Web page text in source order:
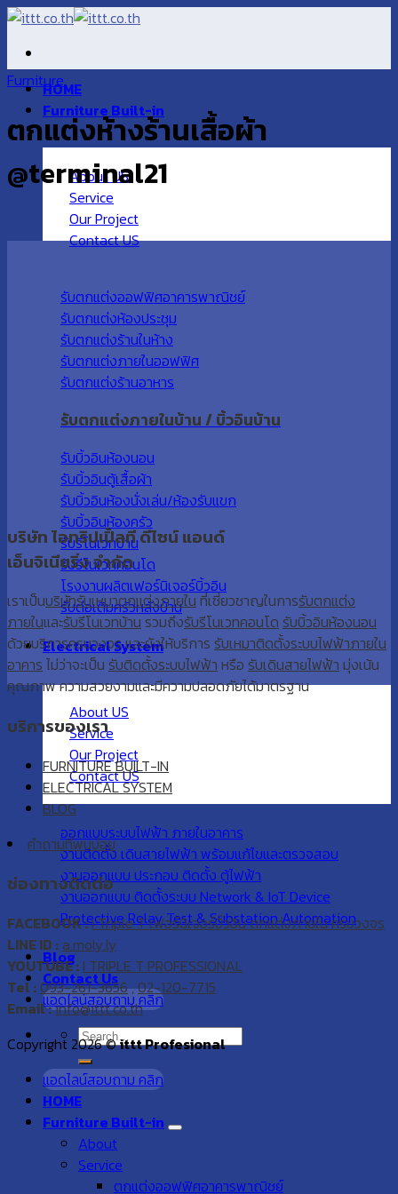
Skip
content
HOME
Furniture Built-in
About US
Service
Our Project
Contact US
รับตกแต่งออฟฟิศอาคารพาณิชย์
รับตกแต่งห้องประชุม
รับตกแต่งร้านในห้าง
รับตกแต่งภายในออฟฟิศ
รับตกแต่งร้านอาหาร
รับตกแต่งภายในบ้าน / บิ้วอินบ้าน
รับบิ้วอินห้องนอน
รับบิ้วอินตู้เสื้อผ้า
รับบิ้วอินห้องนั่งเล่น/ห้องรับแขก
รับบิ้วอินห้องครัว
รับรีโนเวทบ้าน
รับรีโนเวทคอนโด
โรงงานผลิตเฟอร์นิเจอร์บิ้วอิน
รับต่อเติมครัวหลังบ้าน
Electrical System
About US
Service
Our Project
Contact US
ออกแบบระบบไฟฟ้า ภายในอาคาร
งานติดตั้ง เดินสายไฟฟ้า พร้อมแก้ไขและตรวจสอบ
งานออกแบบ ประกอบ ติดตั้ง ตู้ไฟฟ้า
งานออกแบบ ติดตั้งระบบ Network & IoT Device
Protective Relay Test & Substation Automation
Blog
Contact Us
แอดไลน์สอบถาม คลิก
Furniture
ตกแต่งห้างร้านเสื้อผ้า
@terminal21
บริษัท ไอทริปเปิ้ลที ดีไซน์ แอนด์
เอ็นจิเนียริ่ง จำกัด
เราเป็นบริษัทรับเหมาตกแต่งภายใน ที่เชี่ยวชาญในการรับตกแต่ง
ภายในและรับรีโนเวทบ้าน รวมถึงรับรีโนเวทคอนโด รับบิ้วอินห้องนอน
ด้วยบริการครบวงจร และยังให้บริการ รับเหมาติดตั้งระบบไฟฟ้าภายใน
อาคาร ไม่ว่าจะเป็น รับติดตั้งระบบไฟฟ้า หรือ รับเดินสายไฟฟ้า มุ่งเน้น
คุณภาพ ความสวยงามและมีความปลอดภัยได้มาตรฐาน
บริการของเรา
FURNITURE BUILT-IN
ELECTRICAL SYSTEM
BLOG
คำถามที่พบบ่อย
ช่องทางติดต่อ
FACEBOOK :I Triple T เฟอร์นิเจอร์บิ้วอิน ตกแต่งภายใน ครบวงจร
LINE ID : a.moly.ly
YOUTUBE :I TRIPLE T PROFESSIONAL
Tel : 093-261-3656,02-120-7715
Email :info@ittt.co.th
Copyright 2026 ©ittt Profesional
แอดไลน์สอบถาม คลิก
HOME
Furniture Built-in
About
Service
ตกแต่งออฟฟิศอาคารพาณิชย์